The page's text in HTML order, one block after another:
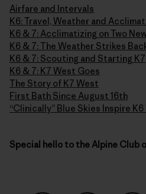
Airfare and Intervals
K6: Travel, Weather and
K6 & 7: Acclimatizing on Two
K6 & 7: The Weather Strikes
K6 & 7: Scouting and Starting K7
K6 & 7: K7 West Goes
The Story of K7 West
First Bath Since August 16th
“Clinically” Blue Skies Inspire
Special hello to the Alpine Club